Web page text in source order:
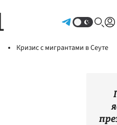
Кризис с мигрантами в Сеуте